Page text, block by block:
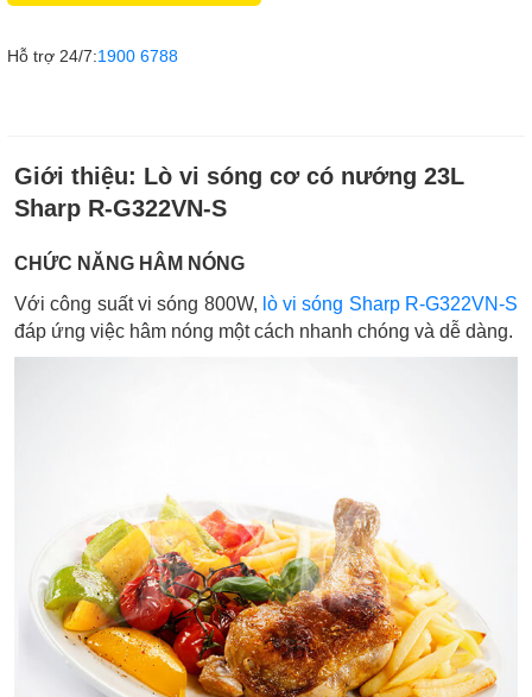
Hỗ trợ 24/7:1900 6788
Giới thiệu: Lò vi sóng cơ có nướng 23L
Sharp R-G322VN-S
CHỨC NĂNG HÂM NÓNG
Với công suất vi sóng 800W, lò vi sóng Sharp R-G322VN-S
đáp ứng việc hâm nóng một cách nhanh chóng và dễ dàng.